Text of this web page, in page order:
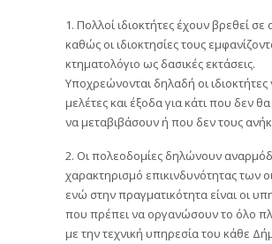
1. Πολλοί ιδιοκτήτες έχουν βρεθεί σε
καθώς οι ιδιοκτησίες τους
κτηματολόγιο ως δασικές εκτάσεις.
Υποχρεώνονται δηλαδή οι
μελέτες και έξοδα για κάτι που δεν
να μεταβιβάσουν ή που δεν τους
2. Οι πολεοδομίες δηλώνουν
χαρακτηρισμό επικινδυνότητας των
ενώ στην πραγματικότητα είναι οι
που πρέπει να οργανώσουν το όλο
με την τεχνική υπηρεσία του κάθε